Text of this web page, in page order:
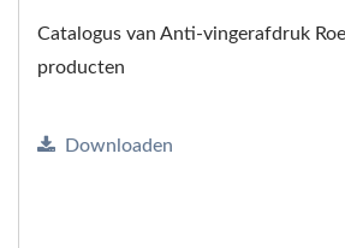
Catalogus van Anti-vingerafdruk
producten
Downloaden